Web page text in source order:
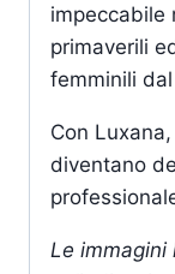
impeccabile
primaverili
femminili
Con
diventano
Le immagini